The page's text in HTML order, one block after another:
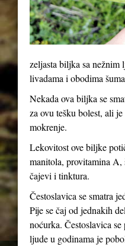
zeljasta biljka sa
livadama i obodima
Nekada ova biljka se
za ovu tešku bolest, ali
mokrenje.
Lekovitost ove biljke
manitola, provitamina
čajevi i tinktura.
Čestoslavica se smatra
Pije se čaj od jednakih
noćurka. Čestoslavica
ljude u godinama je